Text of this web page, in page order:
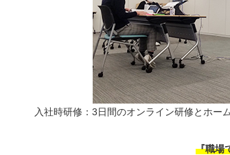
入社時研修：3日間のオンライン研修とホー
『職場